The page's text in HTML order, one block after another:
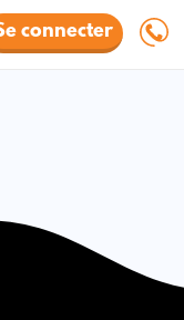
connecter